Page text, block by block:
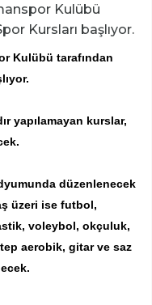
Kulübü
Kursları başlıyor.
Kulübü tarafından
yapılamayan kurslar,
düzenlenecek
üzeri ise futbol,
voleybol, okçuluk,
aerobik, gitar ve saz